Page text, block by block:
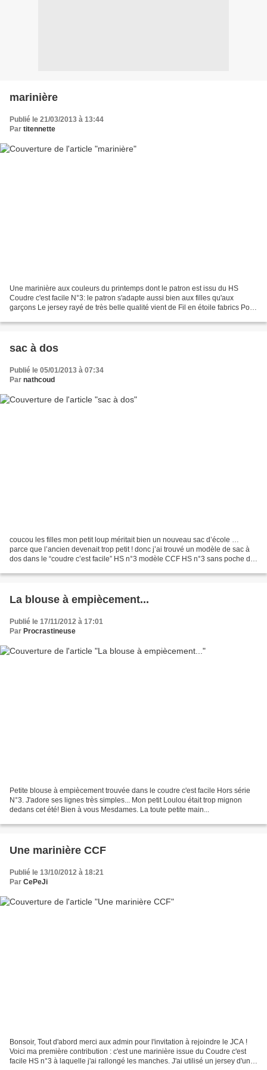
marinière
Publié le 21/03/2013 à 13:44
Par titennette
Une marinière aux couleurs du printemps dont le patron est issu du HS
Coudre c'est facile N°3: le patron s'adapte aussi bien aux filles qu'aux
garçons Le jersey rayé de très belle qualité vient de Fil en étoile fabrics Pour
sac à dos
Publié le 05/01/2013 à 07:34
Par nathcoud
coucou les filles mon petit loup méritait bien un nouveau sac d’école …
parce que l’ancien devenait trop petit ! donc j’ai trouvé un modèle de sac à
dos dans le “coudre c’est facile” HS n°3 modèle CCF HS n°3 sans poche de
La blouse à empiècement...
Publié le 17/11/2012 à 17:01
Par Procrastineuse
Petite blouse à empiècement trouvée dans le coudre c'est facile Hors série
N°3. J'adore ses lignes très simples... Mon petit Loulou était trop mignon
dedans cet été! Bien à vous Mesdames. La toute petite main...
Une marinière CCF
Publié le 13/10/2012 à 18:21
Par CePeJi
Bonsoir, Tout d'abord merci aux admin pour l'invitation à rejoindre le JCA !
Voici ma première contribution : c'est une marinière issue du Coudre c'est
facile HS n°3 à laquelle j'ai rallongé les manches. J'ai utilisé un jersey d'un